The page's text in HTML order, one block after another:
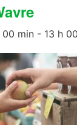
00 min - 13 h